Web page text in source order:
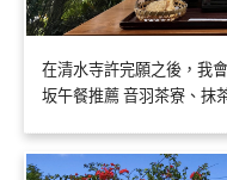
在清水寺許完願之後，我
坂午餐推薦 音羽茶寮、抹